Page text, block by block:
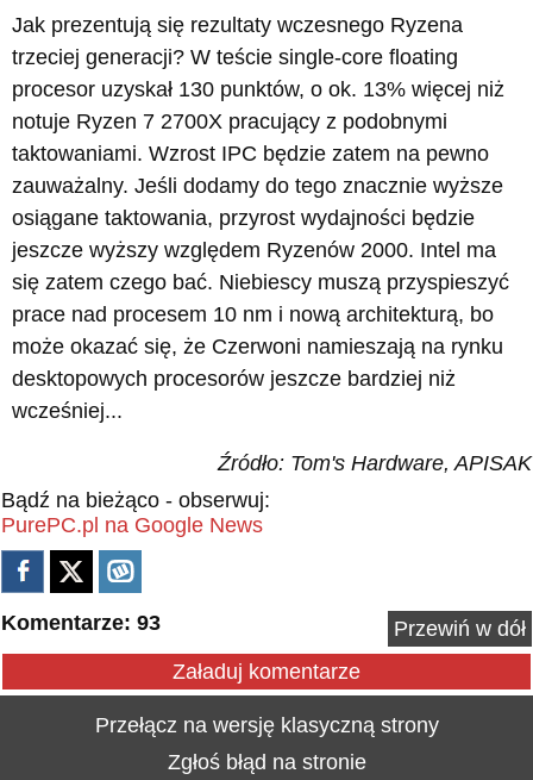
Jak prezentują się rezultaty wczesnego Ryzena
trzeciej generacji? W teście single-core floating
procesor uzyskał 130 punktów, o ok. 13% więcej niż
notuje Ryzen 7 2700X pracujący z podobnymi
taktowaniami. Wzrost IPC będzie zatem na pewno
zauważalny. Jeśli dodamy do tego znacznie wyższe
osiągane taktowania, przyrost wydajności będzie
jeszcze wyższy względem Ryzenów 2000. Intel ma
się zatem czego bać. Niebiescy muszą przyspieszyć
prace nad procesem 10 nm i nową architekturą, bo
może okazać się, że Czerwoni namieszają na rynku
desktopowych procesorów jeszcze bardziej niż
wcześniej...
Źródło: Tom's Hardware, APISAK
Bądź na bieżąco - obserwuj:
PurePC.pl na Google News
Komentarze: 93
Przewiń w dół
Załaduj komentarze
Przełącz na wersję klasyczną strony
Zgłoś błąd na stronie